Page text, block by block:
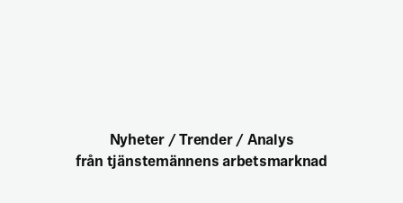
Nyheter / Trender / Analys
från tjänstemännens arbetsmarknad